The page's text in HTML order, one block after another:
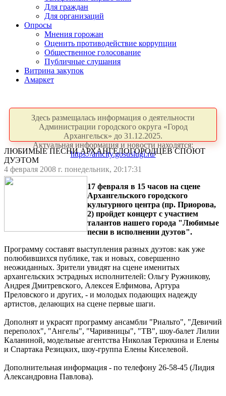
Для граждан
Для организаций
Опросы
Мнения горожан
Оценить противодействие коррупции
Общественное голосование
Публичные слушания
Витрина закупок
Амаркет
Здесь размещалась информация о деятельности
Администрации городского округа «Город
Архангельск» до 31.12.2025.
Актуальная информация и новости находятся:
https://arhcity.gosuslugi.ru/
ЛЮБИМЫЕ ПЕСНИ АРХАНГЕЛОГОРОДЦЕВ СПОЮТ
ДУЭТОМ
4 февраля 2008 г. понедельник, 20:17:31
17 февраля в 15 часов на сцене
Архангельского городского
культурного центра (пр. Приорова,
2) пройдет концерт с участием
талантов нашего города "Любимые
песни в исполнении дуэтов".
Программу составят выступления разных дуэтов: как уже
полюбившихся публике, так и новых, совершенно
неожиданных. Зрители увидят на сцене именитых
архангельских эстрадных исполнителей: Ольгу Ружникову,
Андрея Дмитревского, Алексея Елфимова, Артура
Преловского и других, - и молодых подающих надежду
артистов, делающих на сцене первые шаги.
Дополнят и украсят программу ансамбли "Риальто", "Девичий
переполох", "Ангелы", "Чаривницы", "ТВ", шоу-балет Лилии
Каланиной, модельные агентства Николая Терюхина и Елены
и Спартака Резицких, шоу-группа Елены Киселевой.
Дополнительная информация - по телефону 26-58-45 (Лидия
Александровна Павлова).